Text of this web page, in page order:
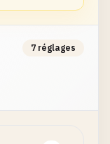
7 réglages